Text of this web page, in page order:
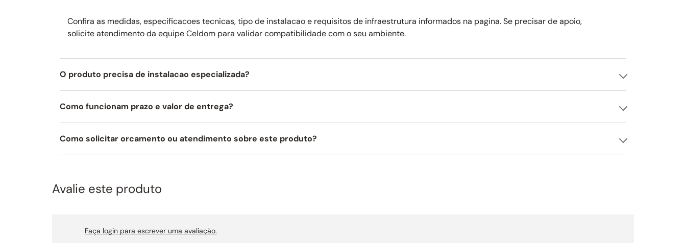
Confira as medidas, especificacoes tecnicas, tipo de instalacao e requisitos de infraestrutura informados na pagina. Se precisar de apoio,
solicite atendimento da equipe Celdom para validar compatibilidade com o seu ambiente.
O produto precisa de instalacao especializada?
Como funcionam prazo e valor de entrega?
Como solicitar orcamento ou atendimento sobre este produto?
Avalie este produto
Faça login para escrever uma avaliação.